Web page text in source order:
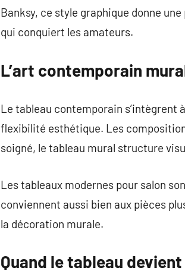
Banksy, ce style graphique donne
qui conquiert les amateurs.
L’art contemporain
Le tableau contemporain s’intègrent
flexibilité esthétique. Les
soigné, le tableau mural structure
Les tableaux modernes pour salon
conviennent aussi bien aux pièces
la décoration murale.
Quand le tableau